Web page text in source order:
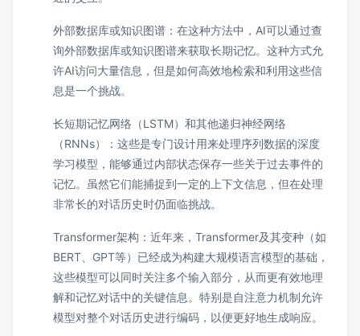
外部数据库或知识图谱：在这种方法中，AI可以通过查
询外部数据库或知识图谱来获取长期记忆。这种方式允
许AI访问大量信息，但是如何高效地检索和利用这些信
息是一个挑战。
长短期记忆网络（LSTM）和其他递归神经网络
（RNNs）：这些是专门设计用来处理序列数据的深度
学习模型，能够通过内部状态保存一些关于过去事件的
记忆。虽然它们能捕捉到一定的上下文信息，但在处理
非常长的对话历史时仍面临挑战。
Transformer架构：近年来，Transformer及其变种（如
BERT、GPT等）已经成为构建大规模语言模型的基础，
这些模型可以同时关注多个输入部分，从而更有效地理
解和记忆对话中的关键信息。特别是自注意力机制允许
模型对整个对话历史进行编码，以便更好地生成响应。